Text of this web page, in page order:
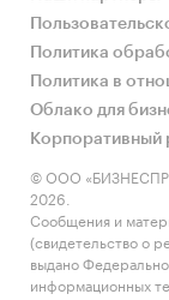
Политика
Политика в
Облако для
Корпоративный
© ООО
2026.
Сообщения и
(свидетельство о
выдано
информационных